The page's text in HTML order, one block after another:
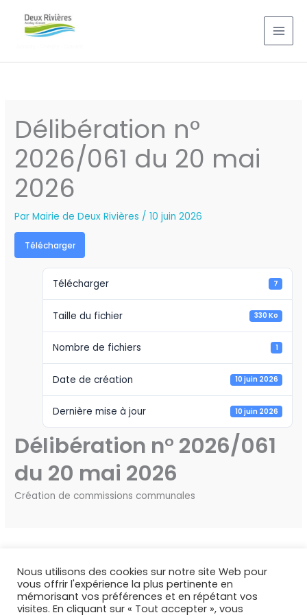
Délibération n°
2026/061 du 20 mai
2026
ParMairie de Deux Rivières /10 juin 2026
Télécharger
Télécharger 7
Taille du fichier 330 Ko
Nombre de fichiers 1
Date de création 10 juin 2026
Dernière mise à jour 10 juin 2026
Délibération n° 2026/061
du 20 mai 2026
Création de commissions communales
Nous utilisons des cookies sur notre site Web pour
vous offrir l'expérience la plus pertinente en
mémorisant vos préférences et en répétant vos
visites. En cliquant sur « Tout accepter », vous